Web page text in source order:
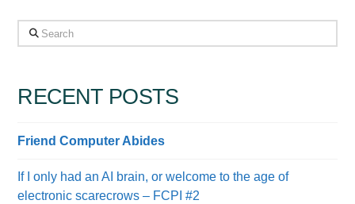
Search
RECENT POSTS
Friend Computer Abides
If I only had an AI brain, or welcome to the age of
electronic scarecrows – FCPI #2